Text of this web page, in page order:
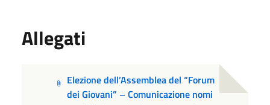
Allegati
Elezione dell’Assemblea del “Forum
dei Giovani” – Comunicazione nomi